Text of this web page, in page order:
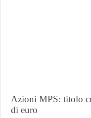
Azioni MPS: titolo
di euro